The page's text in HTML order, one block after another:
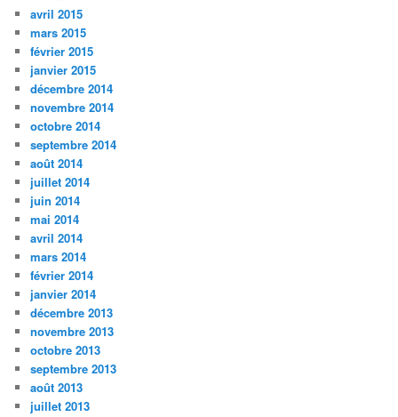
avril 2015
mars 2015
février 2015
janvier 2015
décembre 2014
novembre 2014
octobre 2014
septembre 2014
août 2014
juillet 2014
juin 2014
mai 2014
avril 2014
mars 2014
février 2014
janvier 2014
décembre 2013
novembre 2013
octobre 2013
septembre 2013
août 2013
juillet 2013